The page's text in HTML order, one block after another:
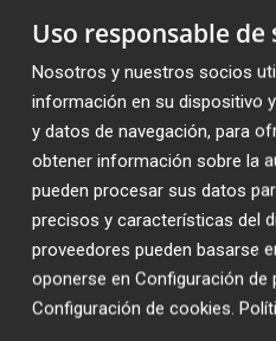
estos elementos,
Si contarla es dejar ir la
el corazón. La Sacher
por un joven Franz
von Metternich, ya que
cambió la historia de Viena.
en la pastelería de la corte,
supusiera un conflicto de
Uso responsable de
Nosotros y nuestros socios
información en su dispositivo
y datos de navegación, para
obtener información sobre la
pueden procesar sus datos
precisos y características del
proveedores pueden basarse
oponerse en Configuración de
Configuración de cookies.